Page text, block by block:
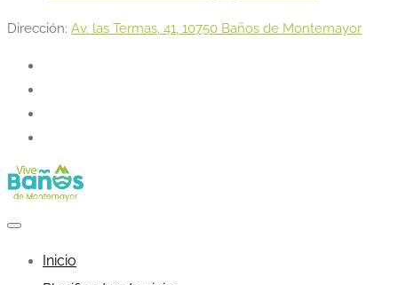
Dirección: Av. las Termas, 41, 10750 Baños de Montemayor
Inicio